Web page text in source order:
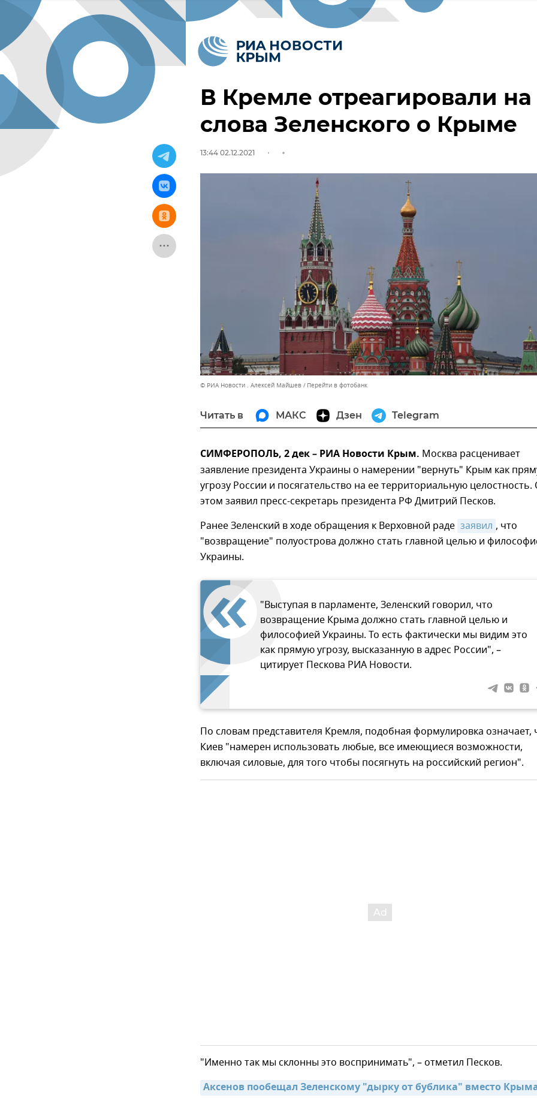
В Кремле отреагировали на
слова Зеленского о Крыме
13:44 02.12.2021
© РИА Новости . Алексей Майшев Перейти в фотобанк
Читать в МАКС Дзен Telegram
СИМФЕРОПОЛЬ, 2 дек – РИА Новости Крым. Москва расценивает
заявление президента Украины о намерении "вернуть" Крым как
угрозу России и посягательство на ее территориальную целостность.
этом заявил пресс-секретарь президента РФ Дмитрий Песков.
Ранее Зеленский в ходе обращения к Верховной раде заявил , что
"возвращение" полуострова должно стать главной целью и
Украины.
"Выступая в парламенте, Зеленский говорил, что
возвращение Крыма должно стать главной целью и
философией Украины. То есть фактически мы видим это
как прямую угрозу, высказанную в адрес России", –
цитирует Пескова РИА Новости.
По словам представителя Кремля, подобная формулировка означает,
Киев "намерен использовать любые, все имеющиеся возможности,
включая силовые, для того чтобы посягнуть на российский регион".
"Именно так мы склонны это воспринимать", – отметил Песков.
Аксенов пообещал Зеленскому "дырку от бублика" вместо